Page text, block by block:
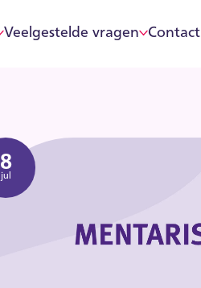
Veelgestelde vragen Contact
8
jul